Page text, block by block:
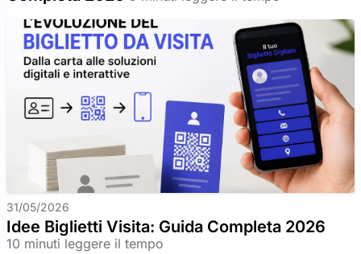
31/05/2026
Idee Biglietti Visita: Guida Completa 2026
10 minuti leggere il tempo